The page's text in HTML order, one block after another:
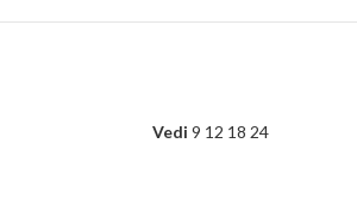
Vedi 9 12 18 24